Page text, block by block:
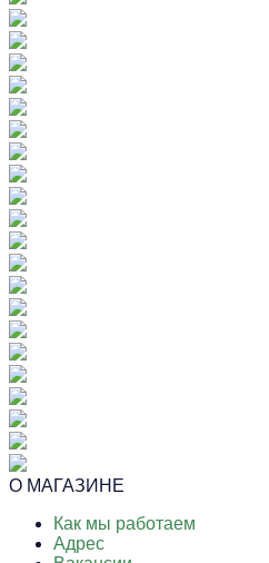
О МАГАЗИНЕ
Как мы работаем
Адрес